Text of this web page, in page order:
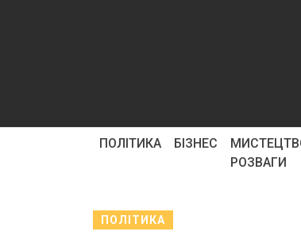
ПОЛІТИКА БІЗНЕС
РОЗВАГИ
ПОЛІТИКА